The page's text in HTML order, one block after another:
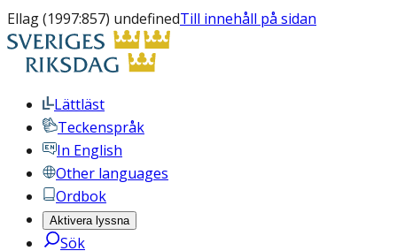
Ellag (1997:857) undefinedTill innehåll på sidan
Lättläst
Teckenspråk
In English
Other languages
Ordbok
Aktivera lyssna
Sök